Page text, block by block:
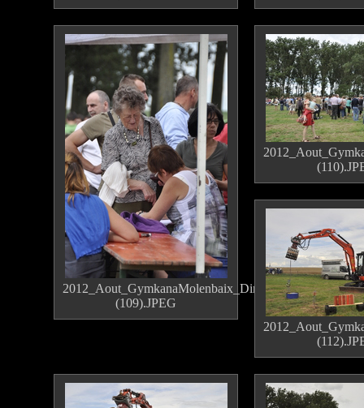
2012_Aout_GymkanaMolenbaix_Dimanche
(109).JPEG